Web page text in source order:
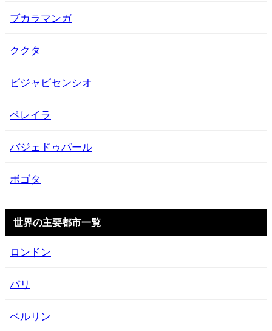
ブカラマンガ
ククタ
ビジャビセンシオ
ペレイラ
バジェドゥパール
ボゴタ
世界の主要都市一覧
ロンドン
パリ
ベルリン